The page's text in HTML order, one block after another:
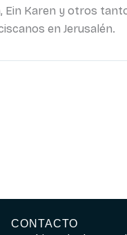
Ein Karen y otros
en Jerusalén.
CONTACTO